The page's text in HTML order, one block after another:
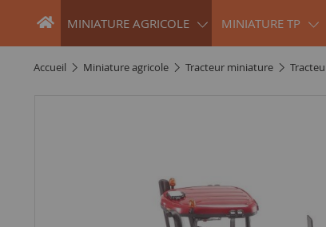
MINIATURE AGRICOLE MINIATURE TP
accueil miniature agricole tracteur miniature